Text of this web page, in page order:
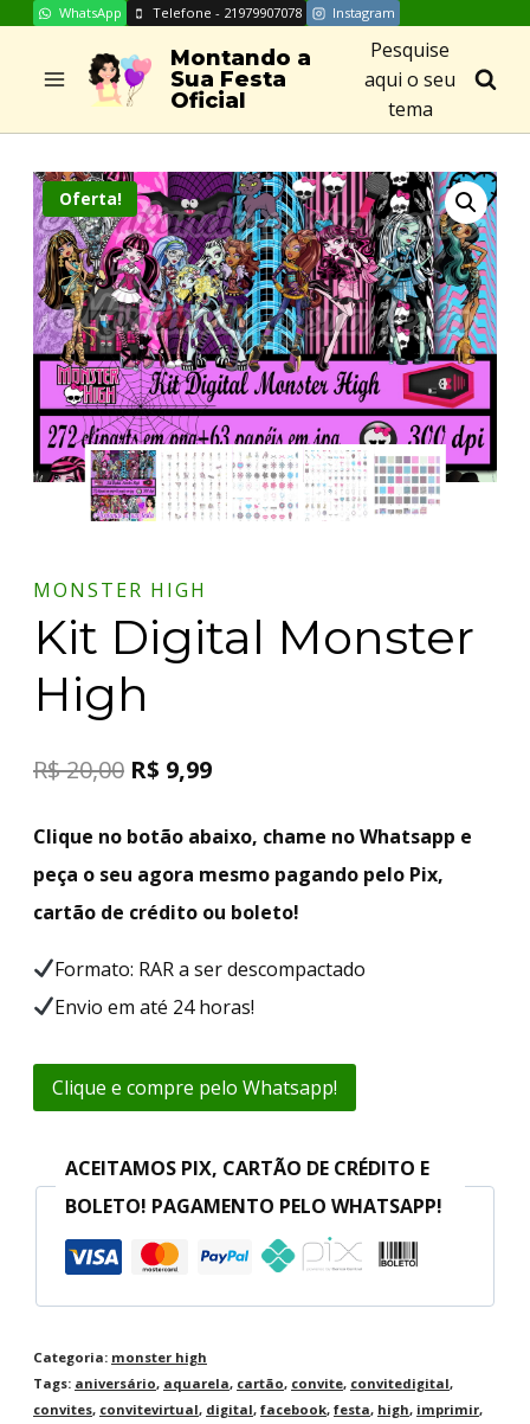
Skip
content
WhatsApp Telefone - 21979907078 Instagram
Montando a
Sua Festa
Oficial
Pesquise
aqui o seu
tema
Oferta!
MONSTER HIGH
Kit Digital Monster
High
R$20,00 R$ 9,99
Clique no botão abaixo, chame no Whatsapp e
peça o seu agora mesmo pagando pelo Pix,
cartão de crédito ou boleto!
Formato: RAR a ser descompactado
Envio em até 24 horas!
Clique e compre pelo Whatsapp!
ACEITAMOS PIX, CARTÃO DE CRÉDITO E
BOLETO! PAGAMENTO PELO WHATSAPP!
Categoria: monster high
Tags: aniversário, aquarela, cartão, convite, convitedigital,
convites, convitevirtual, digital, facebook, festa, high, imprimir,